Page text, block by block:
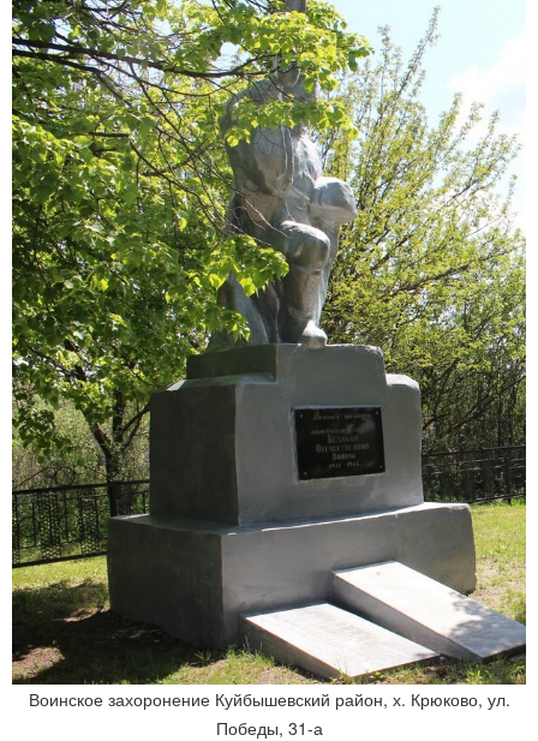
Воинское захоронение Куйбышевский район, х. Крюково, ул.
Победы, 31-а